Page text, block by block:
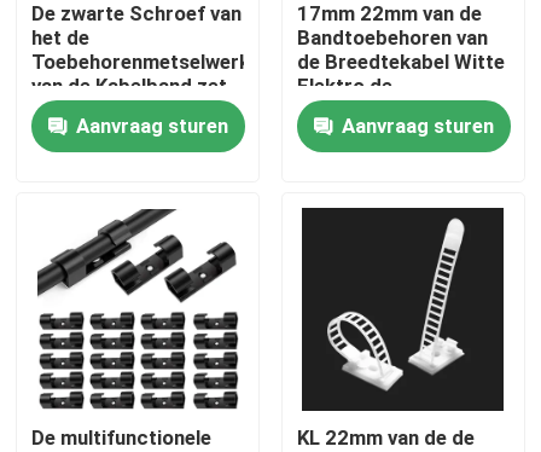
Fabrieksreis
Kwaliteitscontrole
Contacteer ons
Vraag een offerte aan
De Band van de pitkabel
nylon kabelband
De zwarte Schroef van
het de
Toebehorenmetselwerk
van de Kabelband zet
Premie het Bevestigen
Stopnylon 66 op
Aanvraag sturen
17mm 22mm van de
Bandtoebehoren van
de Breedtekabel Witte
Elektro de
Draadklemmen Met
hoge weerstand
Aanvraag sturen
De multifunctionele
KL 22mm van de de